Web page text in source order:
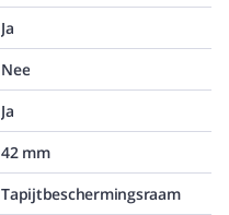
Ja
Nee
Ja
42 mm
Tapijtbeschermingsraam